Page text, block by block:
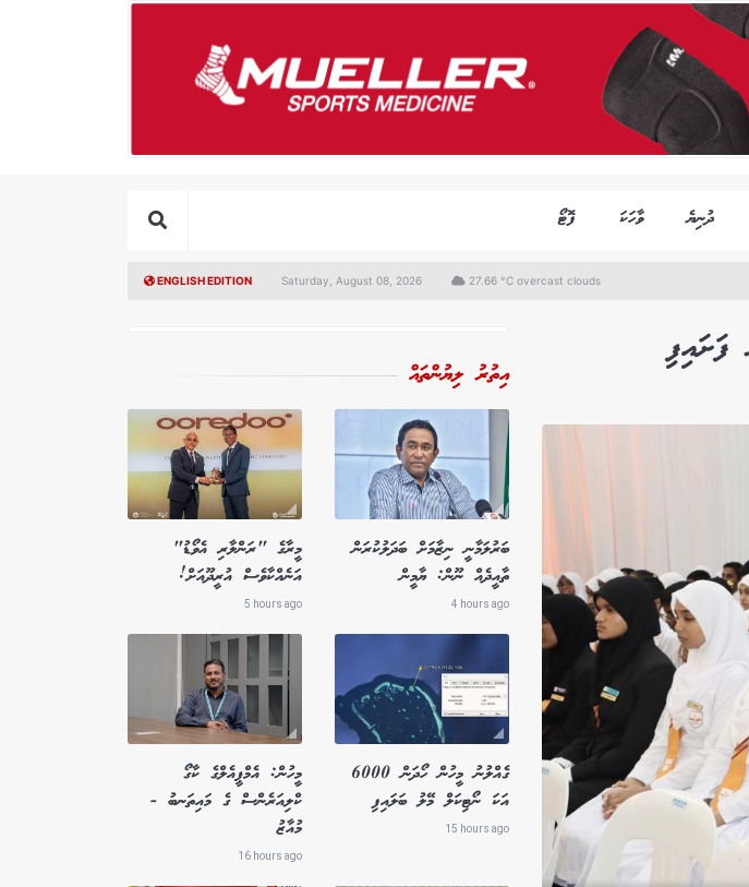
ދުނިޔެ ވާހަކަ ފޮޓޯ
ENGLISH EDITION Saturday, August 08, 2026 27.66 °C overcast clouds
އިތުރު ލިޔުންތައް
ބަރުލަމާނީ ނިޒާމަށް ބަދަލުކުރަން
ތާއީދެއް ނޫން: ޔާމީން
4 hours ago
މީރާގެ "ރަންލާރި އެވޯޑު"
އަނެއްކާވެސް އުރީދޫއަށް!
5 hours ago
ގެއްލުނު މީހުން ހޯދަން 6000
އަކަ ނޯޓިކަލް މޭލު ބަލައިފި
15 hours ago
މީހުން: އެމްޕީއެލްގެ ކާގޯ
ކްލިއަރެންސް ގެ މައިތަނބު -
މުއާޒު
16 hours ago